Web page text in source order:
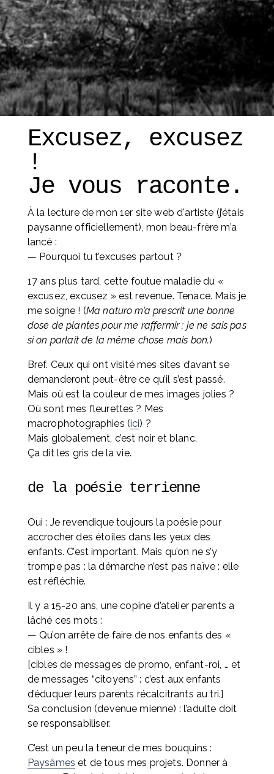
Excusez, excusez
!
À la lecture de mon 1er site web d'artiste (j’étais
paysanne officiellement), mon beau-frère m’a
lancé :
— Pourquoi tu t’excuses partout ?
17 ans plus tard, cette foutue maladie du «
excusez, excusez » est revenue. Tenace. Mais je
me soigne ! (Ma naturo m’a prescrit une bonne
dose de plantes pour me raffermir ; je ne sais pas
si on parlait de la même chose mais bon.)
Bref. Ceux qui ont visité mes sites d’avant se
demanderont peut-être ce qu’il s’est passé.
Mais où est la couleur de mes images jolies ?
Où sont mes fleurettes ? Mes
macrophotographies (ici) ?
Mais globalement, c’est noir et blanc.
Ça dit les gris de la vie.
de la poésie terrienne
Oui : Je revendique toujours la poésie pour
accrocher des étoiles dans les yeux des
enfants. C’est important. Mais qu’on ne s’y
trompe pas : la démarche n’est pas naïve : elle
est réfléchie.
Il y a 15-20 ans, une copine d’atelier parents a
lâché ces mots :
— Qu’on arrête de faire de nos enfants des «
cibles » !
[cibles de messages de promo, enfant-roi, … et
de messages “citoyens” : c’est aux enfants
d’éduquer leurs parents récalcitrants au tri.]
Sa conclusion (devenue mienne) : l’adulte doit
se responsabiliser.
Paysâmes et de tous mes projets. Donner à